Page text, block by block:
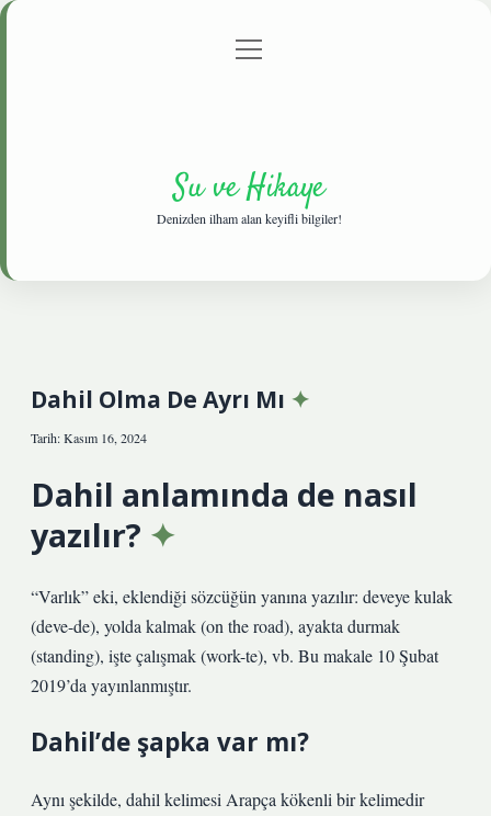
Gizlilik Politikası
menüyü
Su ve Hikaye
Denizden ilham alan keyifli bilgiler!
Dahil Olma De Ayrı Mı
Tarih: Kasım 16, 2024
Dahil anlamında de nasıl
yazılır?
“Varlık” eki, eklendiği sözcüğün yanına yazılır: deveye kulak
(deve-de), yolda kalmak (on the road), ayakta durmak
(standing), işte çalışmak (work-te), vb. Bu makale 10 Şubat
2019’da yayınlanmıştır.
Dahil’de şapka var mı?
Aynı şekilde, dahil kelimesi Arapça kökenli bir kelimedir